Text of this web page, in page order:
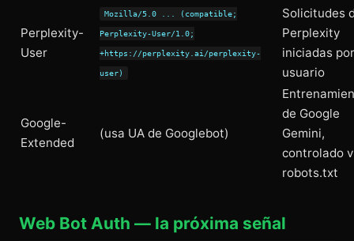
Perplexity-
User
Mozilla/5.0 ... (compatible;
Perplexity-User/1.0;
+https://perplexity.ai/perplexity-
user)
Solicitudes
Perplexity
iniciadas por
usuario
Google-
Extended
(usa UA de Googlebot)
de Google
Gemini,
controlado
robots.txt
Web Bot Auth — la próxima señal